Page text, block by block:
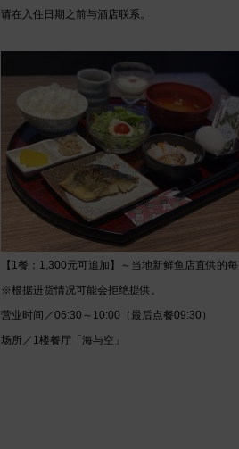
请在入住日期之前与酒店联系。
【1餐：1,300元可追加】～当地新鲜鱼店直供的
※根据进货情况可能会拒绝提供。
营业时间／06:30～10:00（最后点餐09:30）
场所／1楼餐厅「海与空」